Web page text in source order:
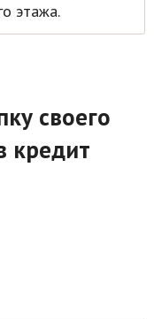
этажа.
своего
кредит